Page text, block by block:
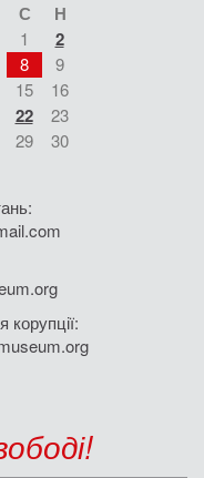
С Н
1 2
8
9
15
16
22
23
29
30
корупції: